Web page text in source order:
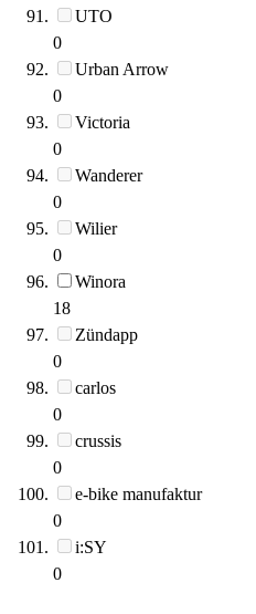
UTO
0
Urban Arrow
0
Victoria
0
Wanderer
0
Wilier
0
Winora
18
Zündapp
0
carlos
0
crussis
0
e-bike manufaktur
0
i:SY
0